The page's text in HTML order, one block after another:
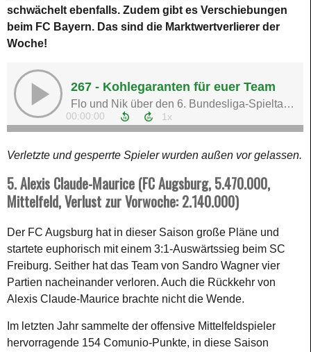
schwächelt ebenfalls. Zudem gibt es Verschiebungen
beim FC Bayern. Das sind die Marktwertverlierer der
Woche!
Verletzte und gesperrte Spieler wurden außen vor gelassen.
5. Alexis Claude-Maurice (FC Augsburg, 5.470.000,
Mittelfeld, Verlust zur Vorwoche: 2.140.000)
Der FC Augsburg hat in dieser Saison große Pläne und
startete euphorisch mit einem 3:1-Auswärtssieg beim SC
Freiburg. Seither hat das Team von Sandro Wagner vier
Partien nacheinander verloren. Auch die Rückkehr von
Alexis Claude-Maurice brachte nicht die Wende.
Im letzten Jahr sammelte der offensive Mittelfeldspieler
hervorragende 154 Comunio-Punkte, in diese Saison